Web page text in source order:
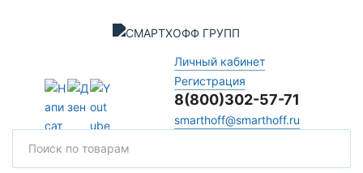
Личный кабинет
Регистрация
8(800)302-57-71
smarthoff@smarthoff.ru